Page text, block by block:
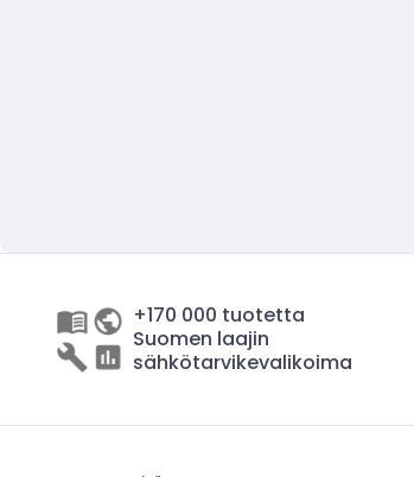
+170 000 tuotetta
Suomen laajin
sähkötarvikevalikoima